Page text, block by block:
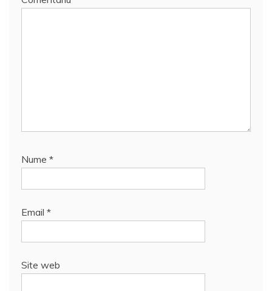
Nume *
Email *
Site web